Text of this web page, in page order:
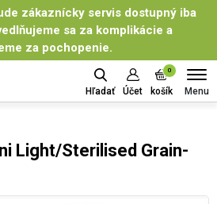
zákaznícky servis dostupný iba
sa za komplikácie a
za pochopenie.
Hľadať Účet
0
košík Menu
Light/Sterilised Grain-